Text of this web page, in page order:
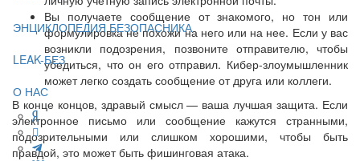
ЭНЦИКЛОПЕДИЯ БЕЗОПАСНИКА
LEAK-БЕЗ
О НАС
Вы получаете сообщение от знакомого, но тон или
формулировка не похожи на него или на нее. Если у вас
возникли подозрения, позвоните отправителю, чтобы
убедиться, что он его отправил. Кибер-злоумышленник
может легко создать сообщение от друга или коллеги.
В конце концов, здравый смысл — ваша лучшая защита. Если
электронное письмо или сообщение кажутся странными,
подозрительными или слишком хорошими, чтобы быть
правдой, это может быть фишинговая атака.